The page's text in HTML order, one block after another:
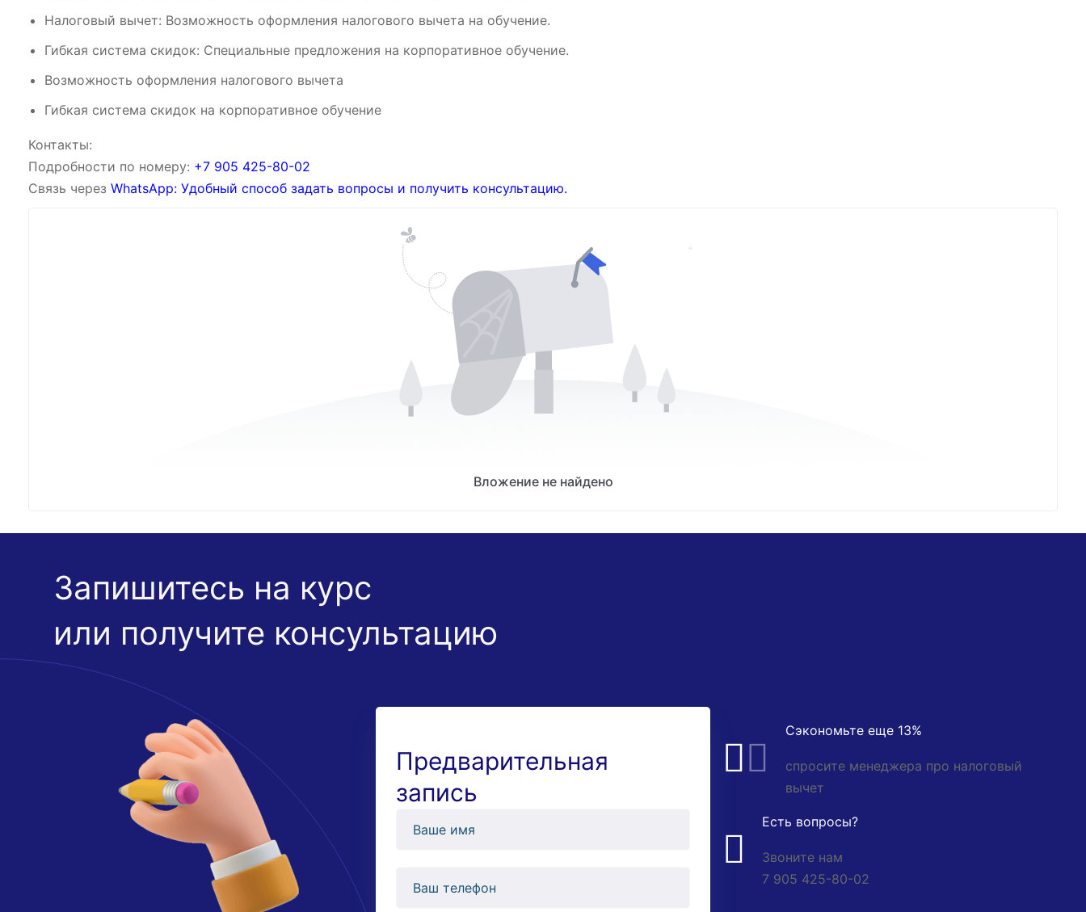
Налоговый вычет: Возможность оформления налогового вычета на обучение.
Гибкая система скидок: Специальные предложения на корпоративное обучение.
Возможность оформления налогового вычета
Гибкая система скидок на корпоративное обучение
Контакты:
Подробности по номеру: ‪‪+7 905 425-80-02‬‬
Связь через WhatsApp: Удобный способ задать вопросы и получить консультацию.
Вложение не найдено
Запишитесь на курс
или получите консультацию
Предварительная
запись
Сэкономьте еще 13%
спросите менеджера про налоговый
вычет
Есть вопросы?
Звоните нам
7 905 425-80-02